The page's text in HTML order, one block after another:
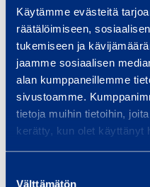
Käytämme evästeitä
räätälöimiseen,
tukemiseen ja
jaamme sosiaalisen
alan kumppaneillemme
sivustoamme.
tietoja muihin tietoihin,
kerätty, kun olet käyttänyt
Välttämätön
E
a
e
s
i
Eaves